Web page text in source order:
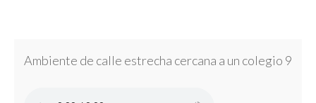
Ambiente de calle estrecha cercana a un colegio 9